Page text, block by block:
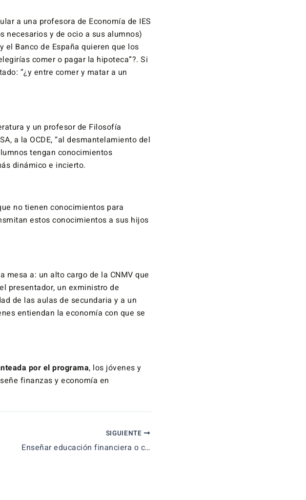
a una profesora de Economía de IES
necesarios y de ocio a sus alumnos)
el Banco de España quieren que los
comer o pagar la hipoteca”?. Si
“¿y entre comer y matar a un
y un profesor de Filosofía
a la OCDE, “al desmantelamiento del
tengan conocimientos
dinámico e incierto.
no tienen conocimientos para
estos conocimientos a sus hijos
a: un alto cargo de la CNMV que
presentador, un exministro de
de las aulas de secundaria y a un
entiendan la economía con que se
por el programa, los jóvenes y
finanzas y economía en
SIGUIENTE
Enseñar educación financiera o crítica de la educación financiera